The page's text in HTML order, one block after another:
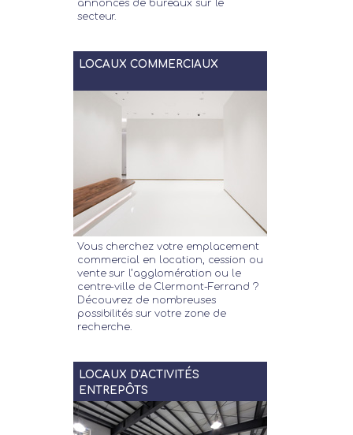
annonces de bureaux sur le
secteur.
LOCAUX COMMERCIAUX
Vous cherchez votre emplacement
commercial en location, cession ou
vente sur l’agglomération ou le
centre-ville de Clermont-Ferrand ?
Découvrez de nombreuses
possibilités sur votre zone de
recherche.
LOCAUX D'ACTIVITÉS
ENTREPÔTS